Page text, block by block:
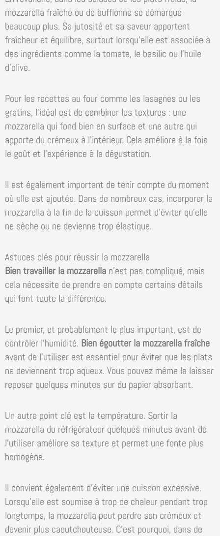
mozzarella fraîche ou de bufflonne se démarque
beaucoup plus. Sa jutosité et sa saveur apportent
fraîcheur et équilibre, surtout lorsqu’elle est associée à
des ingrédients comme la tomate, le basilic ou l’huile
d’olive.
Pour les recettes au four comme les lasagnes ou les
gratins, l’idéal est de combiner les textures : une
mozzarella qui fond bien en surface et une autre qui
apporte du crémeux à l’intérieur. Cela améliore à la fois
le goût et l’expérience à la dégustation.
Il est également important de tenir compte du moment
où elle est ajoutée. Dans de nombreux cas, incorporer la
mozzarella à la fin de la cuisson permet d’éviter qu’elle
ne sèche ou ne devienne trop élastique.
Astuces clés pour réussir la mozzarella
Bien travailler la mozzarella n’est pas compliqué, mais
cela nécessite de prendre en compte certains détails
qui font toute la différence.
Le premier, et probablement le plus important, est de
contrôler l’humidité. Bien égoutter la mozzarella fraîche
avant de l’utiliser est essentiel pour éviter que les plats
ne deviennent trop aqueux. Vous pouvez même la laisser
reposer quelques minutes sur du papier absorbant.
Un autre point clé est la température. Sortir la
mozzarella du réfrigérateur quelques minutes avant de
l’utiliser améliore sa texture et permet une fonte plus
homogène.
Il convient également d’éviter une cuisson excessive.
Lorsqu’elle est soumise à trop de chaleur pendant trop
longtemps, la mozzarella peut perdre son crémeux et
devenir plus caoutchouteuse. C’est pourquoi, dans de